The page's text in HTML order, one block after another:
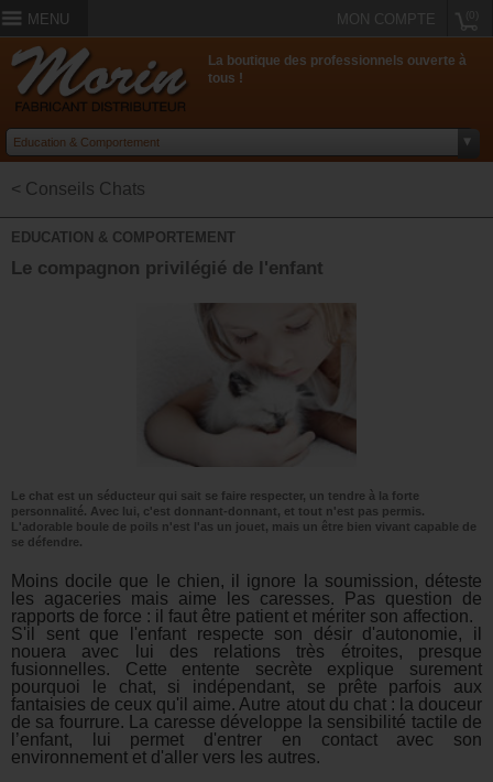
MENU MON COMPTE
La boutique des professionnels ouverte à
tous !
< Conseils Chats
EDUCATION & COMPORTEMENT
Le compagnon privilégié de l'enfant
Le chat est un séducteur qui sait se faire respecter, un tendre à la forte
personnalité. Avec lui, c'est donnant-donnant, et tout n'est pas permis.
L'adorable boule de poils n'est l'as un jouet, mais un être bien vivant capable de
se défendre.
Moins docile que le chien, il ignore la soumission, déteste
les agaceries mais aime les caresses. Pas question de
rapports de force : il faut être patient et mériter son affection.
S'il sent que l'enfant respecte son désir d'autonomie, il
nouera avec lui des relations très étroites, presque
fusionnelles. Cette entente secrète explique surement
pourquoi le chat, si indépendant, se prête parfois aux
fantaisies de ceux qu'il aime. Autre atout du chat : la douceur
de sa fourrure. La caresse développe la sensibilité tactile de
l’enfant, lui permet d'entrer en contact avec son
environnement et d'aller vers les autres.